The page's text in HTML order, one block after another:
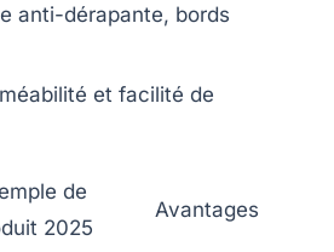
anti-dérapante, bords
et facilité de
de
2025
Avantages